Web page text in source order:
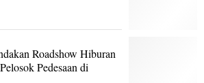
Roadshow Hiburan
Pedesaan di